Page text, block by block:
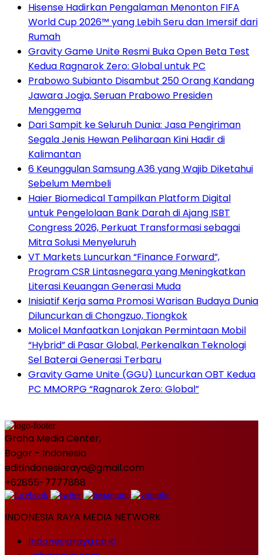
Hisense Hadirkan Pengalaman Menonton FIFA
World Cup 2026™ yang Lebih Seru dan Imersif dari
Rumah
Gravity Game Unite Resmi Buka Open Beta Test
Kedua Ragnarok Zero: Global untuk PC
Prabowo Subianto Disambut 250 Orang Kandang
Jawara Jogja, Seruan Prabowo Presiden
Menggema
Dari Sampit ke Seluruh Dunia: Jasa Pengiriman
Segala Jenis Hewan Peliharaan Kini Hadir di
Kalimantan
6 Keunggulan Samsung A36 yang Wajib Diketahui
Sebelum Membeli
Haier Biomedical Tampilkan Platform Digital
untuk Pengelolaan Bank Darah di Ajang ISBT
Congress 2026, Perkuat Transformasi sebagai
Mitra Solusi Menyeluruh
VT Markets Luncurkan “Finance Forward”,
Program CSR Lintasnegara yang Meningkatkan
Literasi Keuangan Generasi Muda
Inisiatif Kerja sama Promosi Warisan Budaya Dunia
Diluncurkan di Chongzuo, Tiongkok
Molicel Manfaatkan Lonjakan Permintaan Mobil
“Hybrid” di Pasar Global, Perkenalkan Teknologi
Sel Baterai Generasi Terbaru
Gravity Game Unite (GGU) Luncurkan OBT Kedua
PC MMORPG “Ragnarok Zero: Global”
Graha Media Center,
Bogor - Indonesia
editindonesiaraya@gmail.com
+62855-7777888
INDONESIA RAYA MEDIA NETWORK
Indonesiaraya.co.id